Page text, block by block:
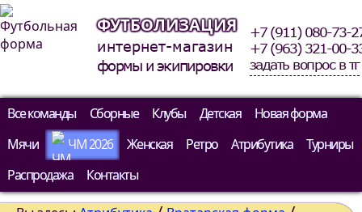
ФУТБОЛИЗАЦИЯ
интернет-магазин
формы и экипировки
+7 (911) 080-73-
+7 (963) 321-00-
задать вопрос в тг
Все команды Сборные Клубы Детская
Новая форма
Мячи
ЧМ 2026 Женская Ретро Атрибутика
Турниры
Распродажа
Контакты